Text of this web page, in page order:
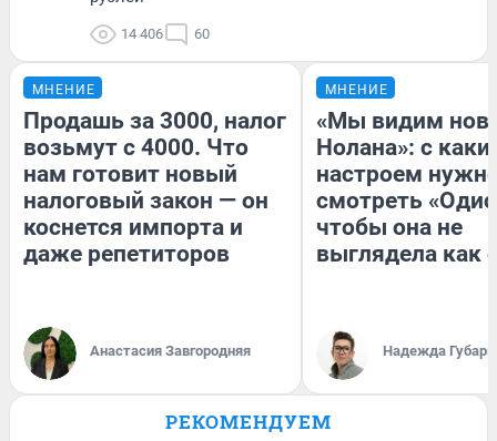
14 406 60
МНЕНИЕ
Продашь за 3000, налог
возьмут с 4000. Что
нам готовит новый
налоговый закон — он
коснется импорта и
даже репетиторов
Анастасия Завгородняя
МНЕНИЕ
«Мы видим
Нолана»: с
настроем
смотреть
чтобы она не
выглядела как
Надежда Губарь
РЕКОМЕНДУЕМ